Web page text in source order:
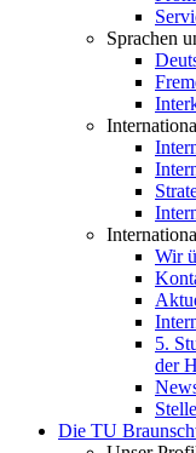
Sprachen
Wir
5.
der
Die TU